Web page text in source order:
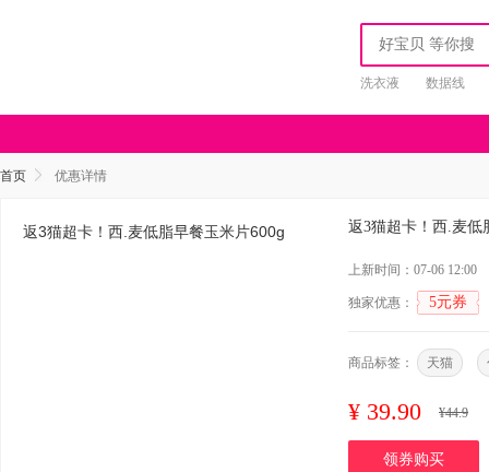
洗衣液 数据线
首页 优惠详情
返3猫超卡！西.麦低
上新时间：07-06 12:00
独家优惠： 5元券
商品标签： 天猫
¥ 39.90 ¥44.9
领券购买